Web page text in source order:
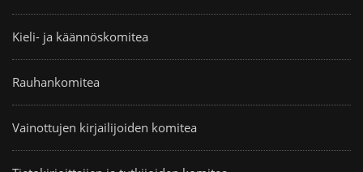
Kieli- ja käännöskomitea
Rauhankomitea
Vainottujen kirjailijoiden komitea